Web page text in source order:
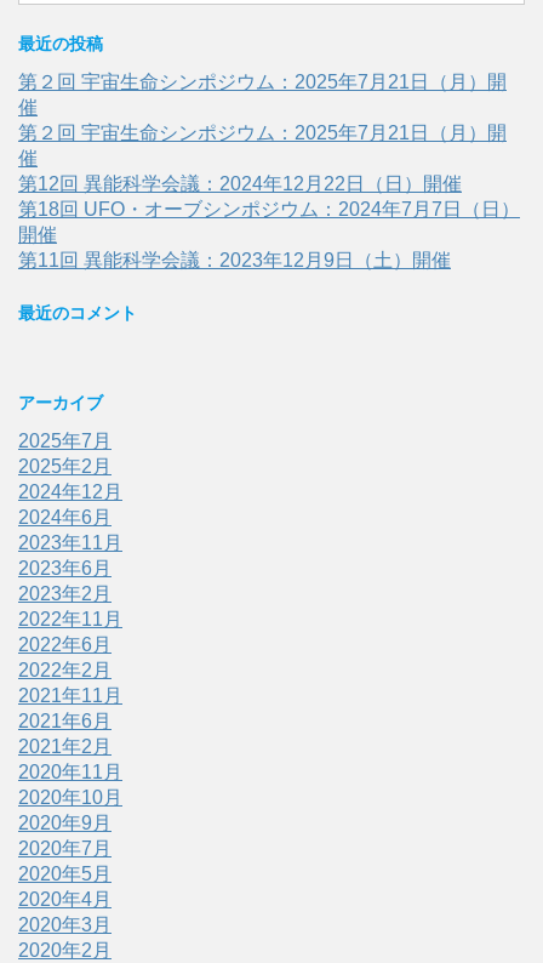
最近の投稿
第２回 宇宙生命シンポジウム：2025年7月21日（月）開
催
第２回 宇宙生命シンポジウム：2025年7月21日（月）開
催
第12回 異能科学会議：2024年12月22日（日）開催
第18回 UFO・オーブシンポジウム：2024年7月7日（日）
開催
第11回 異能科学会議：2023年12月9日（土）開催
最近のコメント
アーカイブ
2025年7月
2025年2月
2024年12月
2024年6月
2023年11月
2023年6月
2023年2月
2022年11月
2022年6月
2022年2月
2021年11月
2021年6月
2021年2月
2020年11月
2020年10月
2020年9月
2020年7月
2020年5月
2020年4月
2020年3月
2020年2月